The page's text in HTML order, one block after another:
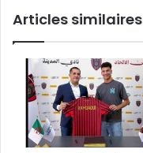
Articles similaires